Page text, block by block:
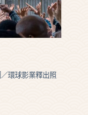
環球影業釋出照